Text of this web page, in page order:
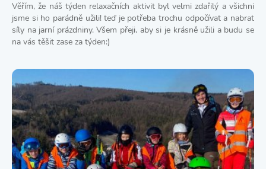
Věřím, že náš týden relaxačních aktivit byl velmi zdařilý a všichni
jsme si ho parádně užili! teď je potřeba trochu odpočívat a nabrat
síly na jarní prázdniny. Všem přeji, aby si je krásně užili a budu se
na vás těšit zase za týden:)